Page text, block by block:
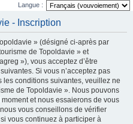
Langue :
- Inscription
» (désigné ci-après par
de Topoldavie » et
»), vous acceptez d’être
Si vous n’acceptez pas
les conditions suivantes, veuillez ne
de Topoldavie ». Nous pouvons
et nous essaierons de vous
vous conseillons de vérifier
vous continuez à participer à